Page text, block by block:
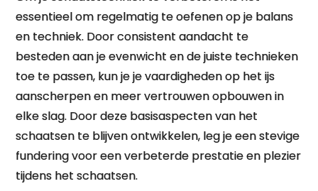
essentieel om regelmatig te oefenen op je balans
en techniek. Door consistent aandacht te
besteden aan je evenwicht en de juiste technieken
toe te passen, kun je je vaardigheden op het ijs
aanscherpen en meer vertrouwen opbouwen in
elke slag. Door deze basisaspecten van het
schaatsen te blijven ontwikkelen, leg je een stevige
fundering voor een verbeterde prestatie en plezier
tijdens het schaatsen.